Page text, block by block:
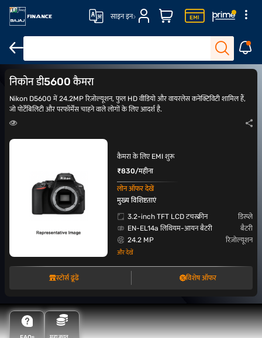
साइन इन
DSLR कैमरा ऐक्शन कैमरा
निकोन डी5600 कैमरा
Nikon D5600 में 24.2MP रिज़ोल्यूशन, फुल HD वीडियो और वायरलेस कनेक्टिविटी शामिल हैं,
जो पोर्टेबिलिटी और परफॉर्मेंस चाहने वाले लोगों के लिए आदर्श है.
कैमरा के लिए EMI शुरू
₹830/महीना
लोन ऑफर देखें
मुख्य विशिष्टताएं
3.2-inch TFT LCD टचस्क्रीन
डिस्प्ले
EN-EL14a लिथियम-आयन बैटरी
बैटरी
24.2 MP
रिज़ोल्यूशन
और देखें
स्टोर्स ढूंढें विशेष ऑफर